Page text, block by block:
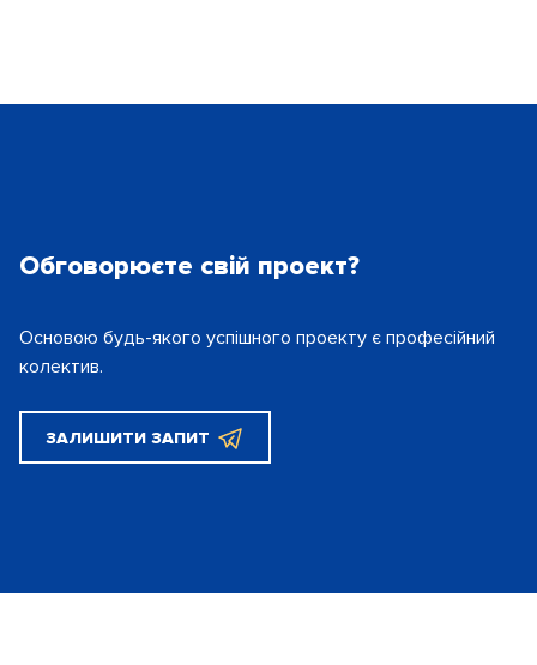
Обговорюєте свій проект?
Основою будь-якого успішного проекту є професійний
колектив.
ЗАЛИШИТИ ЗАПИТ